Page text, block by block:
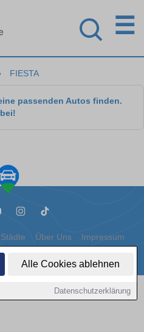
Alle Cookies ablehnen
Datenschutzerklärung
☰
FIESTA
passenden Autos finden.
Städte Über Uns Impressum
Cookies
GmbH | Content by: 1a-sites-autos